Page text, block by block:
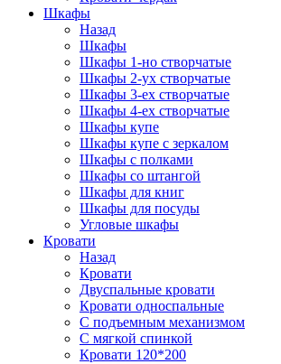
Шкафы
Назад
Шкафы
Шкафы 1-но створчатые
Шкафы 2-ух створчатые
Шкафы 3-ех створчатые
Шкафы 4-ех створчатые
Шкафы купе
Шкафы купе с зеркалом
Шкафы с полками
Шкафы со штангой
Шкафы для книг
Шкафы для посуды
Угловые шкафы
Кровати
Назад
Кровати
Двуспальные кровати
Кровати односпальные
С подъемным механизмом
С мягкой спинкой
Кровати 120*200